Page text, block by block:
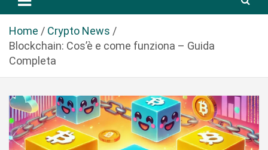
a
Home
Crypto News
Blockchain: Cos’è e come funziona – Guida
Completa